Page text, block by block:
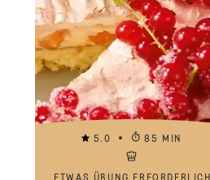
5.0 85 MIN